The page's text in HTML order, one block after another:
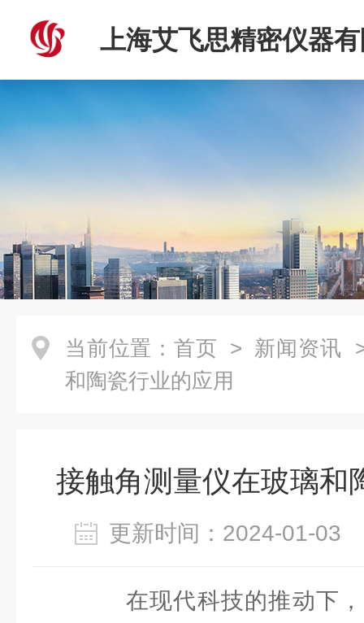
上海艾飞思精密仪器
当前位置： 首页 > 新闻资讯
和陶瓷行业的应用
接触角测量仪在玻璃和
更新时间：2024-01-
在现代科技的推动下，